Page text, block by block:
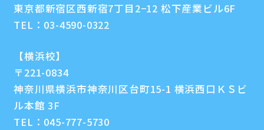
東京都新宿区西新宿7丁目2−12 松下産業ビル6F
TEL： 03-4590-0322
【横浜校】
〒221-0834
神奈川県横浜市神奈川区台町15-1 横浜西口ＫＳビ
ル本館 3F
TEL： 045-777-5730